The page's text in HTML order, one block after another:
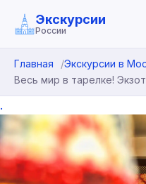
Экскурсии
России
Главная
Экскурсии в
Весь мир в тарелке!
.